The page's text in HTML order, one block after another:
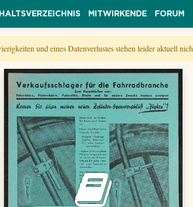
MITWIRKENDE FORUM
und eines Datenverlustes stehen leider aktuell